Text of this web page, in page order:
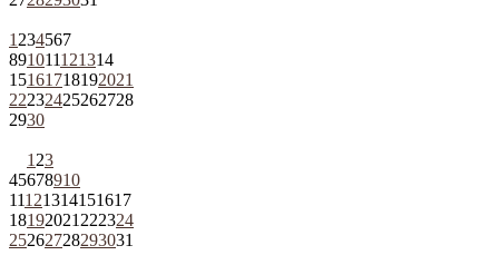
1 234567
891011121314
15161718192021
22232425262728
2930
1 23
45678910
11121314151617
18192021 222324
25262728293031